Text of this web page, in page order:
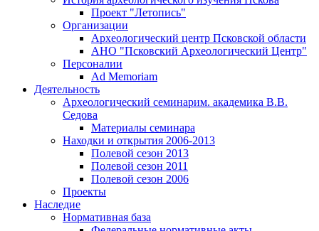
Проект "Летопись"
Организации
Археологический центр Псковской области
АНО "Псковский Археологический Центр"
Персоналии
Ad Memoriam
Деятельность
Археологический семинарим. академика В.В.
Седова
Материалы семинара
Находки и открытия 2006-2013
Полевой сезон 2013
Полевой сезон 2011
Полевой сезон 2006
Проекты
Наследие
Нормативная база